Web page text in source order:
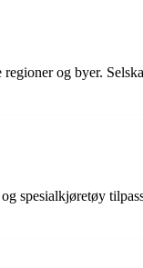
og byer.
spesialkjøretøy